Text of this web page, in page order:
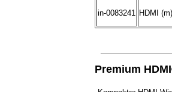
in-0083241 HDMI
Premium